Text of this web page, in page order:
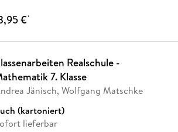
€*
Realschule -
7. Klasse
Jänisch, Wolfgang Matschke
(kartoniert)
lieferbar